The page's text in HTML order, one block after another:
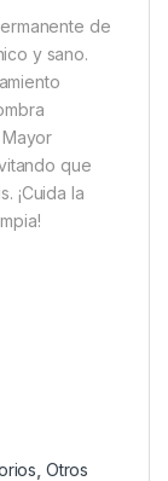
de
y sano.
que
¡Cuida la
Otros